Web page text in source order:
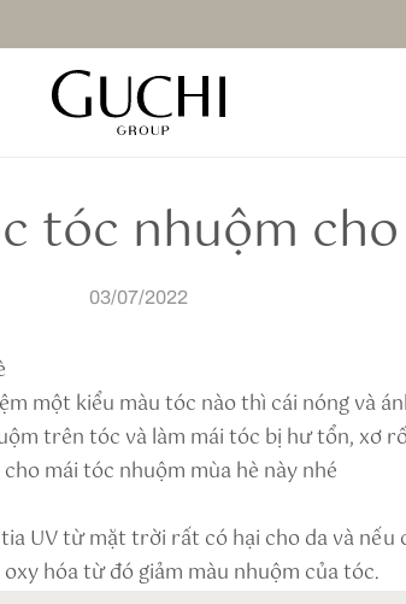
tóc nhuộm
03/07/2022
một kiểu màu tóc nào thì cái nóng và
trên tóc và làm mái tóc bị hư tổn, xơ
mái tóc nhuộm mùa hè này nhé
UV từ mặt trời rất có hại cho da và nếu
hóa từ đó giảm màu nhuộm của tóc.